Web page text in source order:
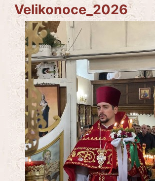
Velikonoce_2026